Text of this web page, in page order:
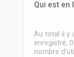
Qui est en
Au total il y
enregistré,
nombre